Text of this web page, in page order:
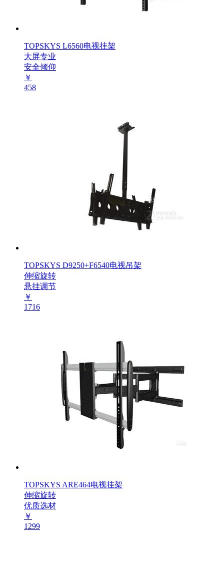
TOPSKYS L6560电视挂架
大屏专业
安全倾仰
￥
458
TOPSKYS D9250+F6540电视吊架
伸缩旋转
悬挂调节
￥
1716
TOPSKYS ARE464电视挂架
伸缩旋转
优质选材
￥
1299